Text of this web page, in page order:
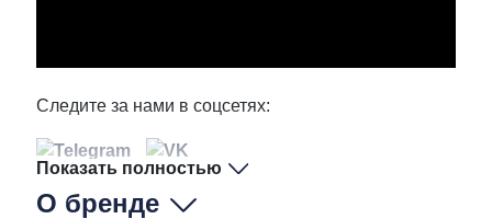
Следите за нами в соцсетях:
Показать полностью
О бренде